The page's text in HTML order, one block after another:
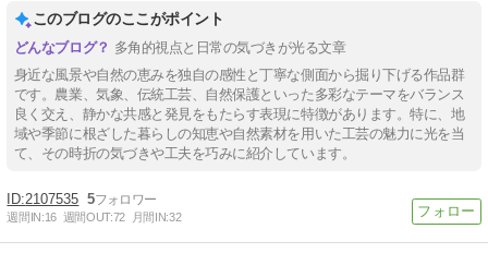
このブログのここがポイント
多角的視点と日常の気づきが光る文章
身近な風景や自然の恵みを独自の感性と丁寧な側面から掘り下げる作品群
です。農業、気象、伝統工芸、自然保護といった多彩なテーマをバランス
良く交え、静かな共感と発見をもたらす表現に特徴があります。特に、地
域や季節に根ざした暮らしの知恵や自然素材を用いた工芸の魅力に光を当
て、その時折の気づきや工夫を巧みに紹介しています。
2107535 5
週間IN:16 週間OUT:72 月間IN:32